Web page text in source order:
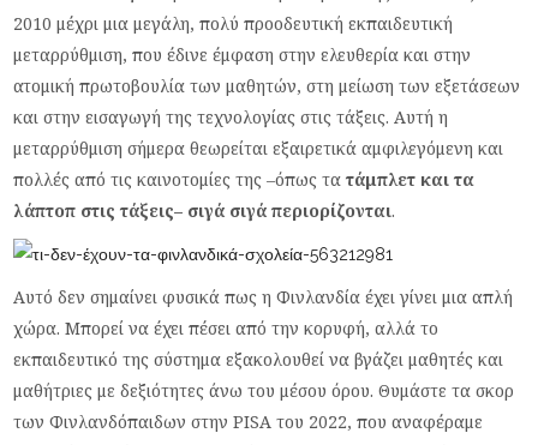
2010 μέχρι μια μεγάλη, πολύ προοδευτική εκπαιδευτική
μεταρρύθμιση, που έδινε έμφαση στην ελευθερία και στην
ατομική πρωτοβουλία των μαθητών, στη μείωση των εξετάσεων
και στην εισαγωγή της τεχνολογίας στις τάξεις. Αυτή η
μεταρρύθμιση σήμερα θεωρείται εξαιρετικά αμφιλεγόμενη και
πολλές από τις καινοτομίες της –όπως τατάμπλετ και τα
λάπτοπ στις τάξεις– σιγά σιγά περιορίζονται.
Αυτό δεν σημαίνει φυσικά πως η Φινλανδία έχει γίνει μια απλή
χώρα. Μπορεί να έχει πέσει από την κορυφή, αλλά το
εκπαιδευτικό της σύστημα εξακολουθεί να βγάζει μαθητές και
μαθήτριες με δεξιότητες άνω του μέσου όρου. Θυμάστε τα σκορ
των Φινλανδόπαιδων στην PISA του 2022, που αναφέραμε